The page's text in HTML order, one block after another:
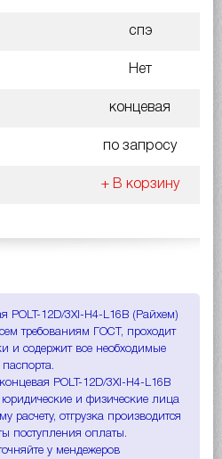
спэ
Нет
концевая
по запросу
+ В корзину
POLT-12D/3XI-H4-L16B (Райхем)
требованиям ГОСТ, проходит
и содержит все необходимые
POLT-12D/3XI-H4-L16B
юридические и физические лица
расчету, отгрузка производится
поступления оплаты.
у мендежеров